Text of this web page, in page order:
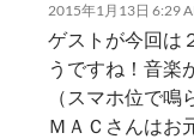
2015年1月13日 6:29
ゲストが今回は
うですね！音楽
（スマホ位で鳴
ＭＡＣさんはお